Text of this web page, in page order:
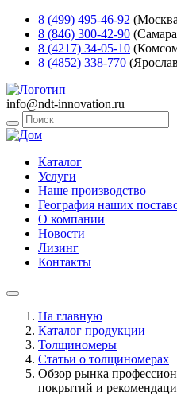
8 (499) 495-46-92
8 (846) 300-42-90
8 (4217) 34-05-10
8 (4852) 338-770
info@ndt-innovation.ru
Каталог
Услуги
Наше производство
География наших
О компании
Новости
Лизинг
Контакты
На главную
Каталог продукции
Толщиномеры
Статьи о толщиномерах
Обзор рынка
покрытий и